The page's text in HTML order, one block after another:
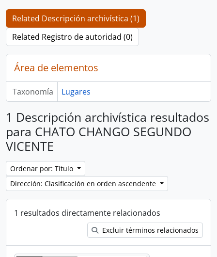
Related Descripción archivística (1)
Related Registro de autoridad (0)
Área de elementos
Taxonomía Lugares
1 Descripción archivística resultados
para CHATO CHANGO SEGUNDO
VICENTE
Ordenar por: Título
Dirección: Clasificación en orden ascendente
1 resultados directamente relacionados
Excluir términos relacionados